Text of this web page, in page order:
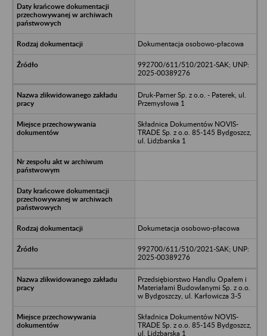
Dokumentacja osobowo-płacowa
992700/611/510/2021-SAK; UNP:
2025-00389276
Druk-Parner Sp. z o.o. - Paterek, ul.
Przemysłowa 1
Składnica Dokumentów NOVIS-
TRADE Sp. z o.o. 85-145 Bydgoszcz,
ul. Lidzbarska 1
Dokumetacja osobowo-płacowa
992700/611/510/2021-SAK; UNP:
2025-00389276
Przedsiębiorstwo Handlu Opałem i
Materiałami Budowlanymi Sp. z o.o.
w Bydgoszczy, ul. Karłowicza 3-5
Składnica Dokumentów NOVIS-
TRADE Sp. z o.o. 85-145 Bydgoszcz,
ul. Lidzbarska 1